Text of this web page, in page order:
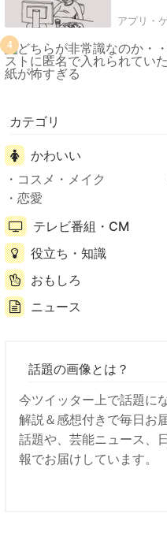
アプリ・
4
カテゴリ
かわいい
コスメ・メイク
恋愛
テレビ番組・CM
役立ち・知識
おもしろ
ニュース
話題の画像とは？
今ツイッター上で話題に
解説＆感想付きで毎日お
話題や、芸能ニュース、
報でお届けしています。